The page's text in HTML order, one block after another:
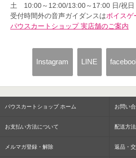
土 10:00～12:00/13:00～17:00 日/祝日
受付時間外の音声ガイダンスはボイスゲ
パウスカートショップ 実店舗のご案内
Instagram LINE
パウスカートショップ ホーム お問い
お支払い方法について 配送方
メルマガ登録・解除 返品・